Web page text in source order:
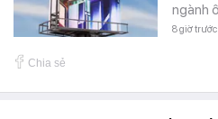
ngành
8 giờ trước
Chia sẻ